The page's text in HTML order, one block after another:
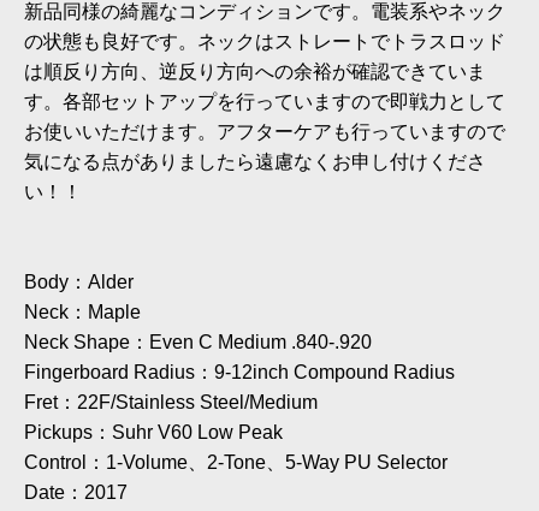
新品同様の綺麗なコンディションです。電装系やネック
の状態も良好です。ネックはストレートでトラスロッド
は順反り方向、逆反り方向への余裕が確認できていま
す。各部セットアップを行っていますので即戦力として
お使いいただけます。アフターケアも行っていますので
気になる点がありましたら遠慮なくお申し付けくださ
い！！
Body：Alder
Neck：Maple
Neck Shape：Even C Medium .840-.920
Fingerboard Radius：9-12inch Compound Radius
Fret：22F/Stainless Steel/Medium
Pickups：Suhr V60 Low Peak
Control：1-Volume、2-Tone、5-Way PU Selector
Date：2017